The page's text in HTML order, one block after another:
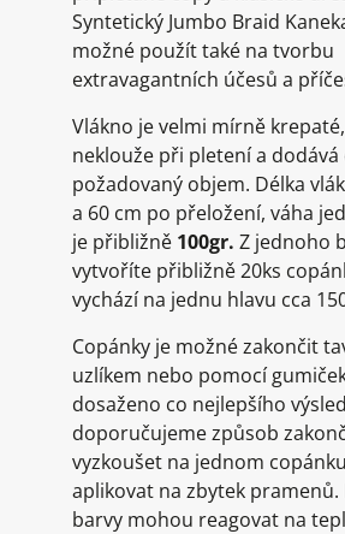
Syntetický Jumbo Braid
možné použít také na tvorbu
extravagantních účesů a
Vlákno je velmi mírně
neklouže při pletení a
požadovaný objem. Délka
a 60 cm po přeložení, váha
je přibližně 100gr. Z jednoho
vytvoříte přibližně 20ks
vychází na jednu hlavu cca
Copánky je možné zakončit
uzlíkem nebo pomocí
dosaženo co nejlepšího
doporučujeme způsob
vyzkoušet na jednom
aplikovat na zbytek pramenů.
barvy mohou reagovat na